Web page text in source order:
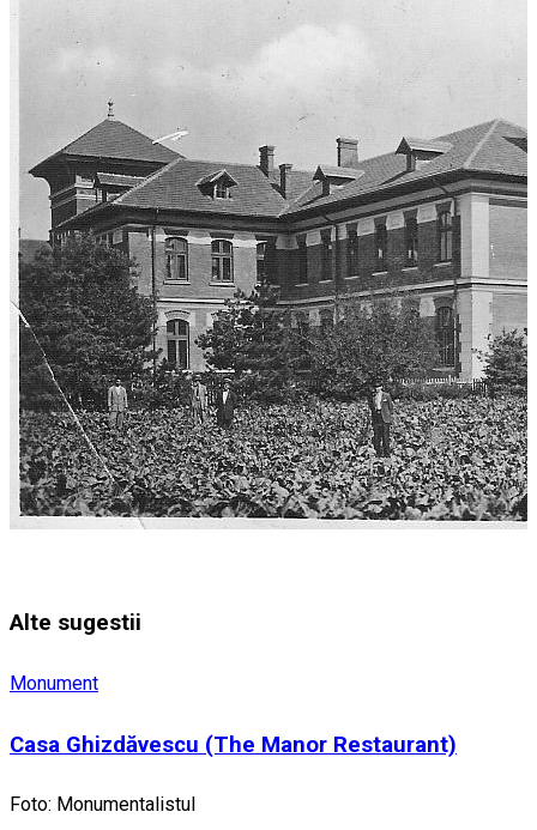
Alte sugestii
Monument
Casa Ghizdăvescu (The Manor Restaurant)
Foto: Monumentalistul